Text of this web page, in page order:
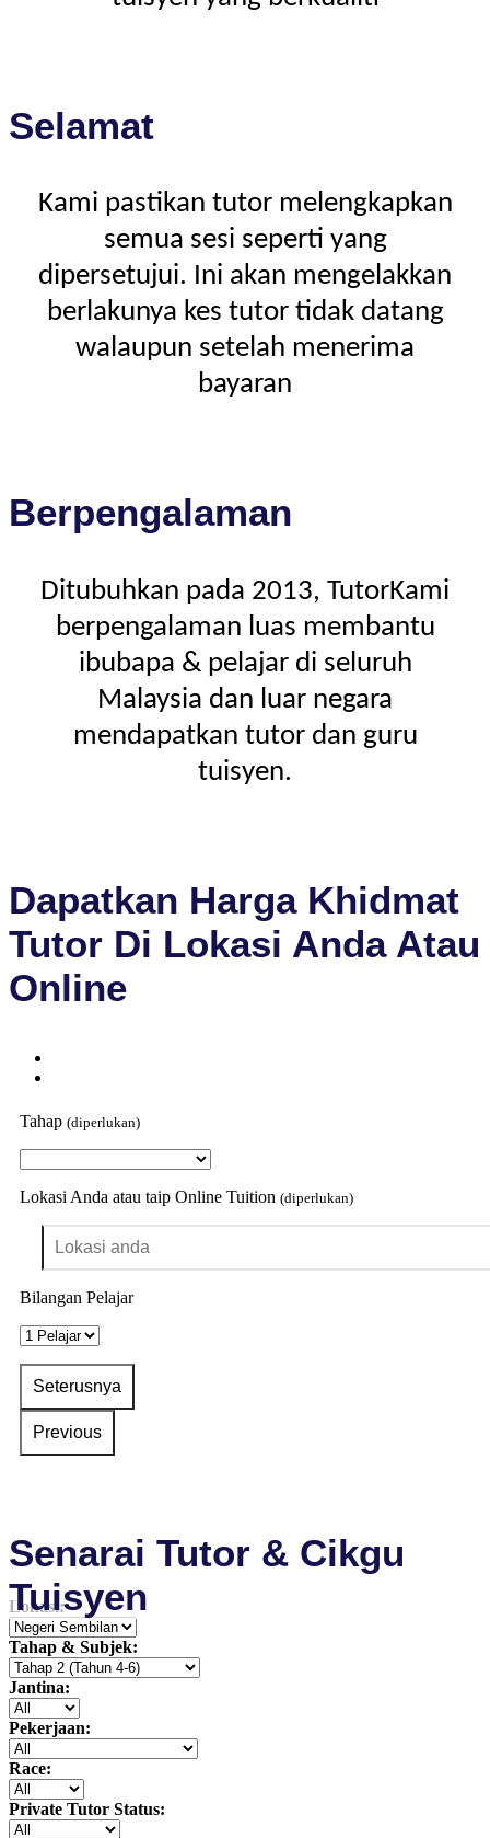
Selamat
Kami pastikan tutor melengkapkan
semua sesi seperti yang
dipersetujui. Ini akan mengelakkan
berlakunya kes tutor tidak datang
walaupun setelah menerima
bayaran
Berpengalaman
Ditubuhkan pada 2013, TutorKami
berpengalaman luas membantu
ibubapa & pelajar di seluruh
Malaysia dan luar negara
mendapatkan tutor dan guru
tuisyen.
Dapatkan Harga Khidmat
Tutor Di Lokasi Anda Atau
Online
Tahap (diperlukan)
Lokasi Anda atau taip Online Tuition (diperlukan)
Bilangan Pelajar
Senarai Tutor & Cikgu
Tuisyen
Lokasi:
Tahap & Subjek:
Jantina:
Pekerjaan:
Race:
Private Tutor Status: